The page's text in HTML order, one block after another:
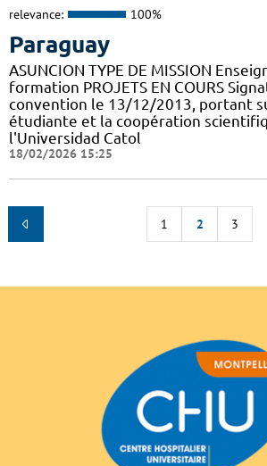
relevance: 100%
Paraguay
ASUNCION TYPE DE MISSION
formation PROJETS EN COURS
convention le 13/12/2013, portant
étudiante et la coopération
l'Universidad Catol
18/02/2026 15:25
1 2 3